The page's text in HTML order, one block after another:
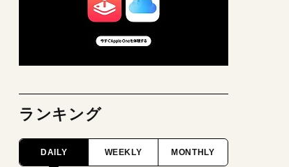
ランキング
DAILY WEEKLY MONTHLY